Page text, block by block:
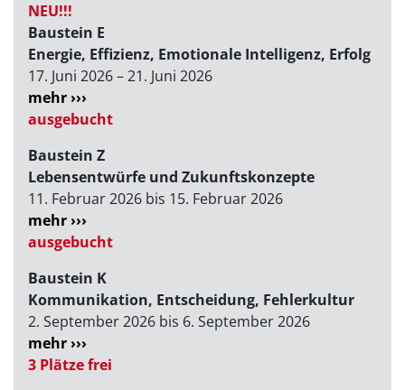
NEU!!!
Baustein E
Energie, Effizienz, Emotionale Intelligenz, Erfolg
17. Juni 2026 – 21. Juni 2026
mehr ›››
ausgebucht
Baustein Z
Lebensentwürfe und Zukunftskonzepte
11. Februar 2026 bis 15. Februar 2026
mehr ›››
ausgebucht
Baustein K
Kommunikation, Entscheidung, Fehlerkultur
2. September 2026 bis 6. September 2026
mehr ›››
3 Plätze frei